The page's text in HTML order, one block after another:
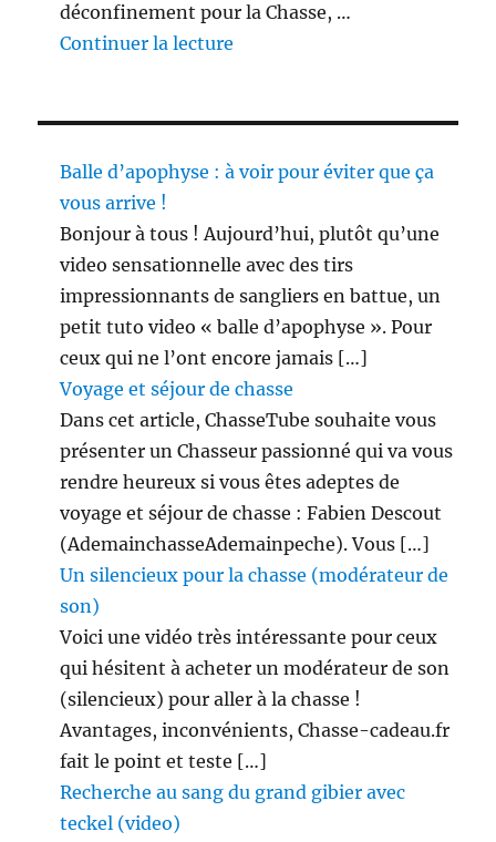
déconfinement pour la Chasse, …
Continuer la lecture
Balle d’apophyse : à voir pour éviter que ça
vous arrive !
Bonjour à tous ! Aujourd’hui, plutôt qu’une
video sensationnelle avec des tirs
impressionnants de sangliers en battue, un
petit tuto video « balle d’apophyse ». Pour
ceux qui ne l’ont encore jamais […]
Voyage et séjour de chasse
Dans cet article, ChasseTube souhaite vous
présenter un Chasseur passionné qui va vous
rendre heureux si vous êtes adeptes de
voyage et séjour de chasse : Fabien Descout
(AdemainchasseAdemainpeche). Vous […]
Un silencieux pour la chasse (modérateur de
son)
Voici une vidéo très intéressante pour ceux
qui hésitent à acheter un modérateur de son
(silencieux) pour aller à la chasse !
Avantages, inconvénients, Chasse-cadeau.fr
fait le point et teste […]
Recherche au sang du grand gibier avec
teckel (video)